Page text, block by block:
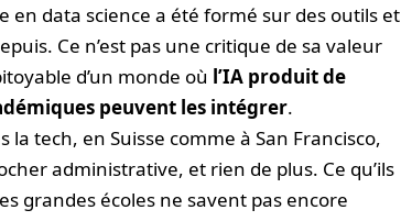
en data science a été formé sur des outils et
Ce n’est pas une critique de sa valeur
d’un monde où l’IA produit de
peuvent les intégrer.
tech, en Suisse comme à San Francisco,
administrative, et rien de plus. Ce qu’ils
grandes écoles ne savent pas encore